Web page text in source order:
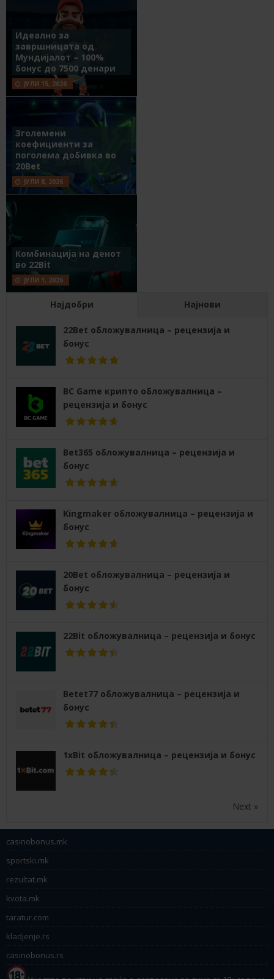
Идеално за
завршницата од
Мундијалот – 100%
бонус до 7500 денари
ЈУЛИ 15, 2026
Зголемени
коефициенти за
поголема добивка во
20Bet
ЈУЛИ 8, 2026
Комбинација на денот
во 22Bit
ЈУЛИ 1, 2026
Најдобри Најнови
22Bet обложувалница – рецензија и
бонус
BC Game крипто обложувалница –
рецензија и бонус
Bet365 обложувалница – рецензија и
бонус
Kingmaker обложувалница – рецензија и
бонус
20Bet обложувалница – рецензија и
бонус
22Bit обложувалница – рецензија и бонус
Betet77 обложувалница – рецензија и
бонус
1xBit обложувалница – рецензија и бонус
Next »
casinobonus.mk
sportski.mk
rezultat.mk
kvota.mk
taratur.com
kladjenje.rs
casinobonus.rs